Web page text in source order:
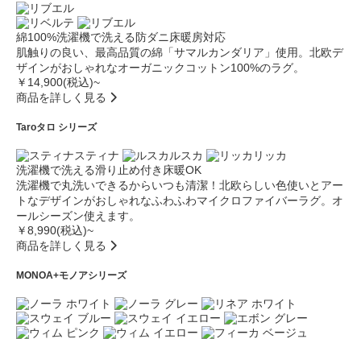
綿100%洗濯機で洗える防ダニ床暖房対応
肌触りの良い、最高品質の綿「サマルカンダリア」使用。北欧デ
ザインがおしゃれなオーガニックコットン100%のラグ。
￥14,900(税込)~
商品を詳しく見る
Taroタロ シリーズ
スティナ ルスカ
リッカ
洗濯機で洗える滑り止め付き 床暖OK
洗濯機で丸洗いできるからいつも清潔！北欧らしい色使いとアー
トなデザインがおしゃれなふわふわマイクロファイバーラグ。オ
ールシーズン使えます。
￥8,990(税込)~
商品を詳しく見る
MONOA+モノアシリーズ